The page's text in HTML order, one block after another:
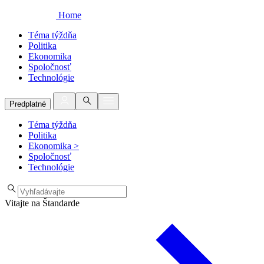
Home
Téma týždňa
Politika
Ekonomika
Spoločnosť
Technológie
Predplatné
Téma týždňa
Politika
Ekonomika >
Spoločnosť
Technológie
Vitajte na Štandarde